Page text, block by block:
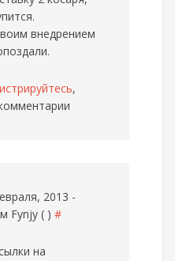
внедрением
,
2013 -
Fynjy ( ) #
на